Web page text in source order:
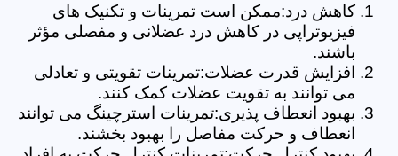
کاهش درد:ممکن است تمرینات و تکنیک های
فیزیوتراپی در کاهش درد عضلانی و مفصلی مؤثر
باشند.
افزایش قدرت عضلات:تمرینات تقویتی و تعادلی
می توانند به تقویت عضلات کمک کنند.
بهبود انعطاف پذیری:تمرینات استرچینگ می توانند
انعطاف و حرکت مفاصل را بهبود بخشند.